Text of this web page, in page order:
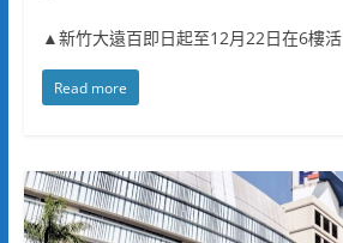
▲新竹大遠百即日起至12月22日在6樓活
Read more